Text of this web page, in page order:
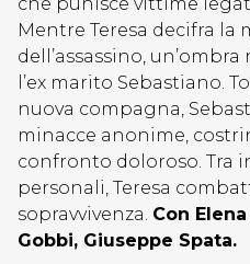
Mentre Teresa decifra la
dell’assassino,
l’ex marito Sebastiano.
nuova compagna,
minacce anonime,
confronto doloroso. Tra
personali, Teresa
sopravvivenza. Con
Gobbi, Giuseppe Spata.